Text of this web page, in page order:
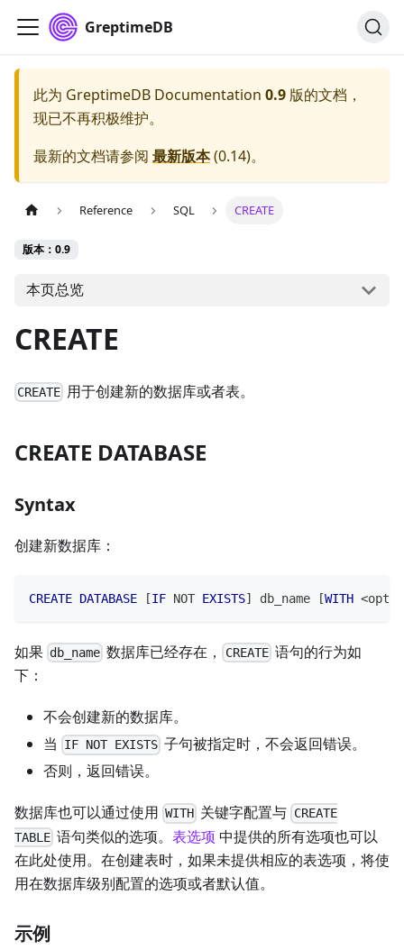
GreptimeDB
此为 GreptimeDB Documentation 0.9 版的文档，
现已不再积极维护。
最新的文档请参阅 最新版本(0.14)。
Reference SQL CREATE
版本：0.9
本页总览
CREATE
CREATE 用于创建新的数据库或者表。
CREATE DATABASE
Syntax
创建新数据库：
CREATE DATABASE [IF NOT EXISTS] db_name [WITH <
如果 db_name 数据库已经存在， CREATE语句的行为如
下：
不会创建新的数据库。
当
IF NOT EXISTS 子句被指定时，不会返回错误。
否则，返回错误。
数据库也可以通过使用 WITH 关键字配置与 CREATE
TABLE 语句类似的选项。表选项 中提供的所有选项也可以
在此处使用。在创建表时，如果未提供相应的表选项，将使
用在数据库级别配置的选项或者默认值。
示例